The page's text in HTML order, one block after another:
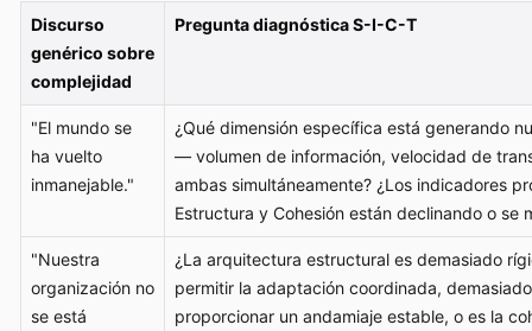
Discurso
genérico sobre
complejidad
Pregunta diagnóstica S-I-C-T
"El mundo se
ha vuelto
inmanejable."
¿Qué dimensión específica está generando
— volumen de información, velocidad de
ambas simultáneamente? ¿Los indicadores
Estructura y Cohesión están declinando o se
"Nuestra
organización no
se está
¿La arquitectura estructural es demasiado
permitir la adaptación coordinada,
proporcionar un andamiaje estable, o es la